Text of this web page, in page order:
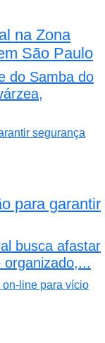
na Zona
São Paulo
do Samba do
para garantir
busca afastar